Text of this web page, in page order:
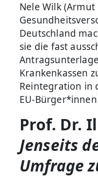
Nele Wilk
Deutschland
sie die fast
Krankenkassen
Reintegration in
EU-
Prof. Dr.
Jenseits
Umfrage